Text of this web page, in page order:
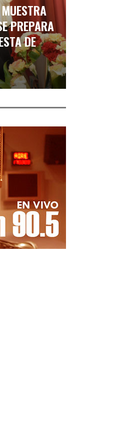
PREPARA
DE